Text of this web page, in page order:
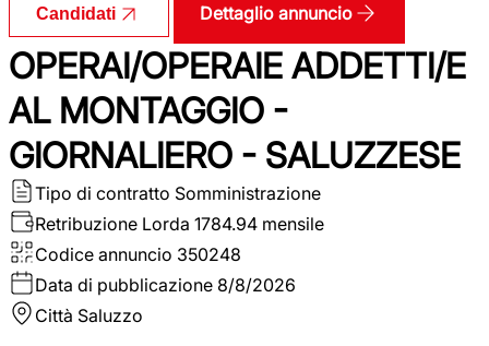
Candidati Dettaglio annuncio
OPERAI/OPERAIE ADDETTI/E
AL MONTAGGIO -
GIORNALIERO - SALUZZESE
Tipo di contratto Somministrazione
Retribuzione Lorda 1784.94 mensile
Codice annuncio 350248
Data di pubblicazione 8/8/2026
Città Saluzzo